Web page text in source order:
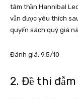
tâm thần Hannibal
vẫn được yêu thích
quyển sách quý giá
Đánh giá: 9,5/10
2. Đề thi